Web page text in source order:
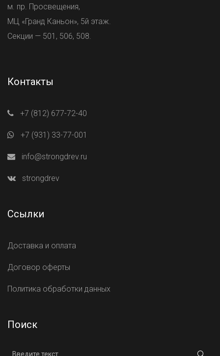
м. пр. Просвещения,
МЦ «Гранд Каньон», 5й этаж.
Секции — 501, 506, 508.
Контакты
+7 (812) 677-72-40
+7 (931) 33-77-001
info@strongdrev.ru
strongdrev
Ссылки
Доставка и оплата
Договор оферты
Политика обработки данных
Поиск